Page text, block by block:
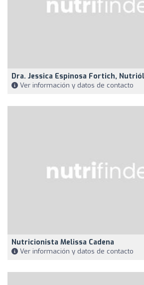
Dra. Jessica Espinosa Fortich,
Ver información y datos de contacto
Nutricionista Melissa Cadena
Ver información y datos de contacto